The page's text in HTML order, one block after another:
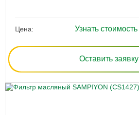
Цена: Узнать стоимость
Оставить заявку